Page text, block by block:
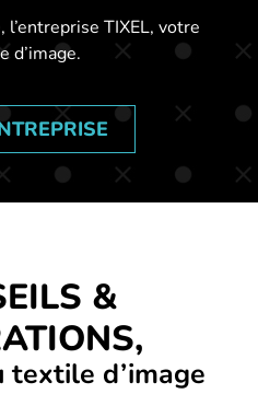
l’entreprise TIXEL, votre
d’image.
&
textile d’image